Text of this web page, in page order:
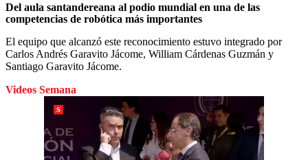
Del aula santandereana al podio mundial en una de las
competencias de robótica más importantes
El equipo que alcanzó este reconocimiento estuvo integrado por
Carlos Andrés Garavito Jácome, William Cárdenas Guzmán y
Santiago Garavito Jácome.
Videos Semana